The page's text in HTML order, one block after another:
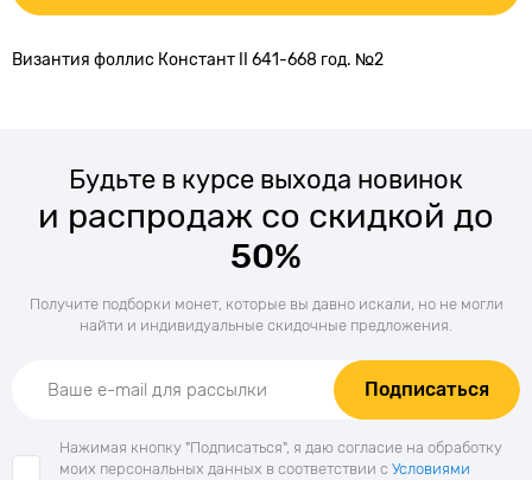
Византия фоллис Констант II 641-668 год. №2
Будьте в курсе выхода новинок
и распродаж со скидкой до
50%
Получите подборки монет, которые вы давно искали, но не могли
найти и индивидуальные скидочные предложения.
Подписаться
Нажимая кнопку "Подписаться", я даю согласие на обработку
моих персональных данных в соответствии с Условиями